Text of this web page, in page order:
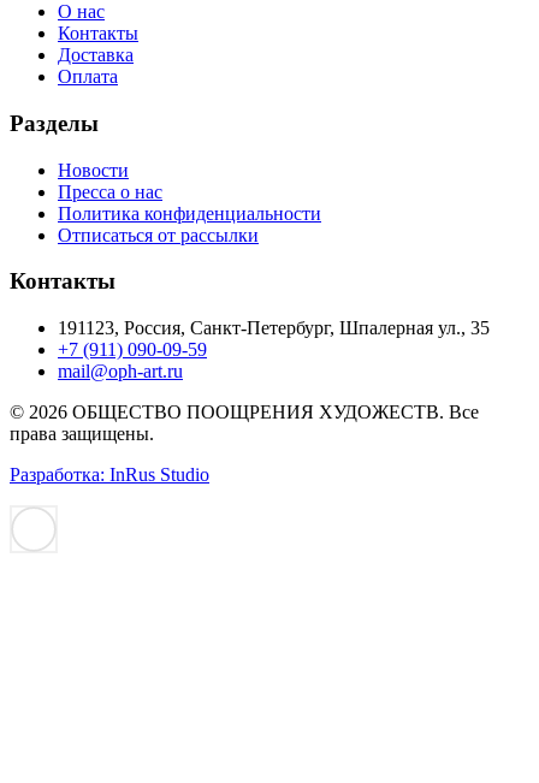
О нас
Контакты
Доставка
Оплата
Разделы
Новости
Пресса о нас
Политика конфиденциальности
Отписаться от рассылки
Контакты
191123, Россия, Санкт-Петербург, Шпалерная ул., 35
+7 (911) 090-09-59
mail@oph-art.ru
© 2026 ОБЩЕСТВО ПООЩРЕНИЯ ХУДОЖЕСТВ. Все
права защищены.
Разработка: InRus Studio